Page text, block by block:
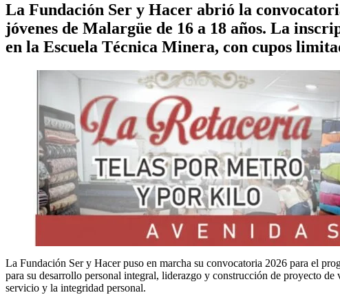
La Fundación Ser y Hacer abrió la
jóvenes de Malargüe de 16 a 18 años. La
en la Escuela Técnica Minera, con cupos
La Fundación Ser y Hacer puso en marcha su convocatoria 2026 para el
para su desarrollo personal integral, liderazgo y construcción de proyecto
servicio y la integridad personal.